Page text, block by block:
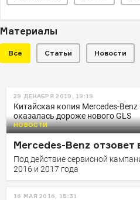
Материалы
Все Статьи Новости
Миллион
под отзыв из-
Проблема с тормозной
29 ДЕКАБРЯ 2019, 19:19
Китайская копия Mercedes-Benz
оказалась дороже нового GLS
НОВОСТИ
Mercedes-Benz
Под действие сервисной
2016 и 2017 года
16 МАЯ 2016, 15:31